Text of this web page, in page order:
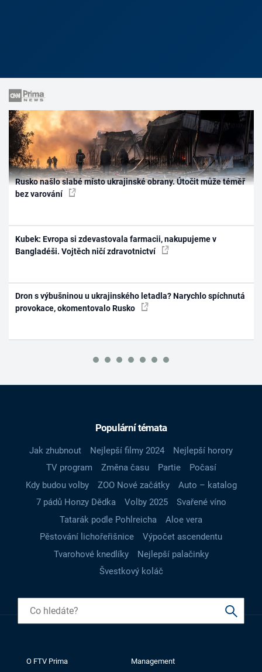
Rusko našlo slabé místo ukrajinské obrany. Útočit může téměř
bez varování
Kubek: Evropa si zdevastovala farmacii, nakupujeme v
Bangladéši. Vojtěch ničí zdravotnictví
Dron s výbušninou u ukrajinského letadla? Narychlo spíchnutá
provokace, okomentovalo Rusko
Populární témata
Jak zhubnout Nejlepší filmy 2024
Nejlepší horory
TV program
Změna času Partie
Počasí
Kdy budou volby
ZOO Nové začátky
Auto – katalog
7 pádů Honzy Dědka
Volby 2025
Svařené víno
Tatarák podle Pohlreicha
Aloe vera
Pěstování lichořeřišnice
Výpočet ascendentu
Tvarohové knedlíky
Nejlepší palačinky
Švestkový koláč
O FTV Prima Management